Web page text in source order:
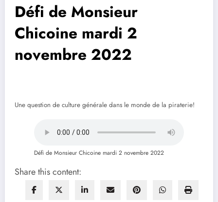
Défi de Monsieur
Chicoine mardi 2
novembre 2022
Une question de culture générale dans le monde de la piraterie!
Défi de Monsieur Chicoine mardi 2 novembre 2022
Share this content: